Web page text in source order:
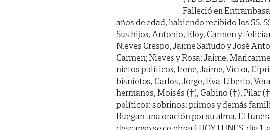
Falleció en
años de edad, habiendo recibido los SS.
Sus hijos, Antonio, Eloy, Carmen y
Nieves Crespo, Jaime Sañudo y José
Carmen; Nieves y Rosa; Jaime,
nietos políticos, Irene, Jaime, Víctor,
bisnietos, Carlos, Jorge, Eva, Liberto,
hermanos, Moisés (†), Gabino (†), Pilar
políticos; sobrinos; primos y demás
Ruegan una oración por su alma. El
descanso se celebrará HOY LUNES, día